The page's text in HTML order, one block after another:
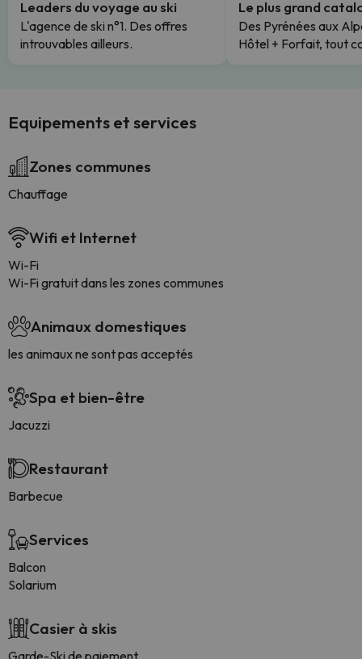
Leaders du voyage au ski
L'agence de ski n°1. Des offres
introuvables ailleurs.
Le plus grand
Des Pyrénées aux
Hôtel + Forfait, tout
Equipements et services
Zones communes
Chauffage
Wifi et Internet
Wi-Fi
Wi-Fi gratuit dans les zones communes
Animaux domestiques
les animaux ne sont pas acceptés
Spa et bien-être
Jacuzzi
Restaurant
Barbecue
Services
Balcon
Solarium
Casier à skis
Garde-Ski de paiement